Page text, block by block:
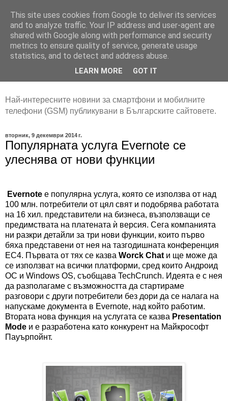
Най-интересните новини за смартфони и мобилните
телефони (GSM) публикувани в Българските сайтовете.
вторник, 9 декември 2014 г.
Популярната услуга Evernote се
улеснява от нови функции
Еvernote е популярна услуга, която се използва от над
100 млн. потребители от цял свят и подобрява работата
на 16 хил. представители на бизнеса, възползващи се
предимствата на платената ѝ версия. Сега компанията
ни разкри детайли за три нови функции, които първо
бяха представени от нея на тазгодишната конференция
EC4. Първата от тях се казва Worck Chat и ще може да
се използват на всички платформи, сред които Андроид
ОС и Windows OS, съобщава TechCrunch. Идеята е с нея
да разполагаме с възможността да стартираме
разговори с други потребители без дори да се налага на
напускаме документа в Evernote, над който работим.
Втората нова функция на услугата се казва Presentation
Mode и е разработена като конкурент на Майкрософт
Пауърпойнт.
This site uses cookies from Google to deliver its services
and to analyze traffic. Your IP address and user-agent are
shared with Google along with performance and security
metrics to ensure quality of service, generate usage
statistics, and to detect and address abuse.
LEARN MORE GOT IT